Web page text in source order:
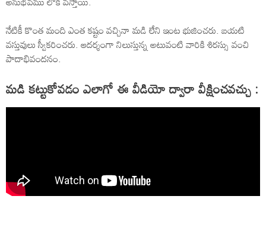
నేటికీ కొంత మంది ఎంత కష్టం వచ్చినా మడి లేని ఇంట భుజించరు. బయటి
వస్తువులు స్వీకరించరు. ఆదర్శంగా నిలుస్తున్న అటువంటి వారికి శిరస్సు వంచి
పాదాభివందనం.
మడి కట్టుకోవడం ఎలాగో ఈ వీడియో ద్వారా వీక్షించవచ్చు :